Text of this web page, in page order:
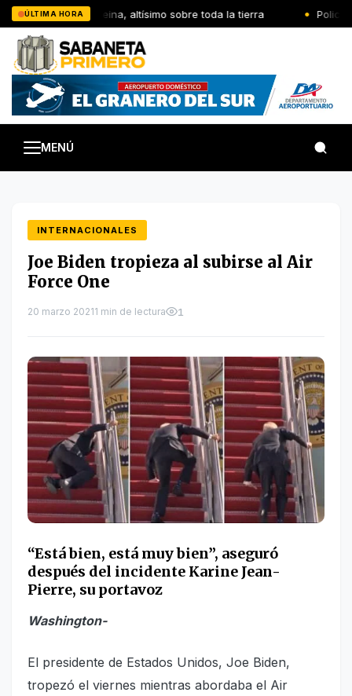
Saltar
al
contenido
ÚLTIMA HORA
El Señor reina, altísimo sobre toda la tierra Policía
MENÚ
INTERNACIONALES
Joe Biden tropieza al subirse al Air
Force One
20 marzo 20211 min de lectura 1
“Está bien, está muy bien”, aseguró
después del incidente Karine Jean-
Pierre, su portavoz
Washington-
El presidente de Estados Unidos, Joe Biden,
tropezó el viernes mientras abordaba el Air